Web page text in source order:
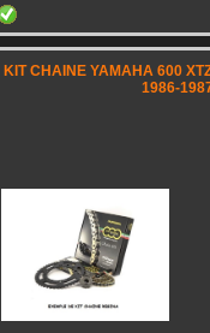
KIT CHAINE YAMAHA 600
1986-